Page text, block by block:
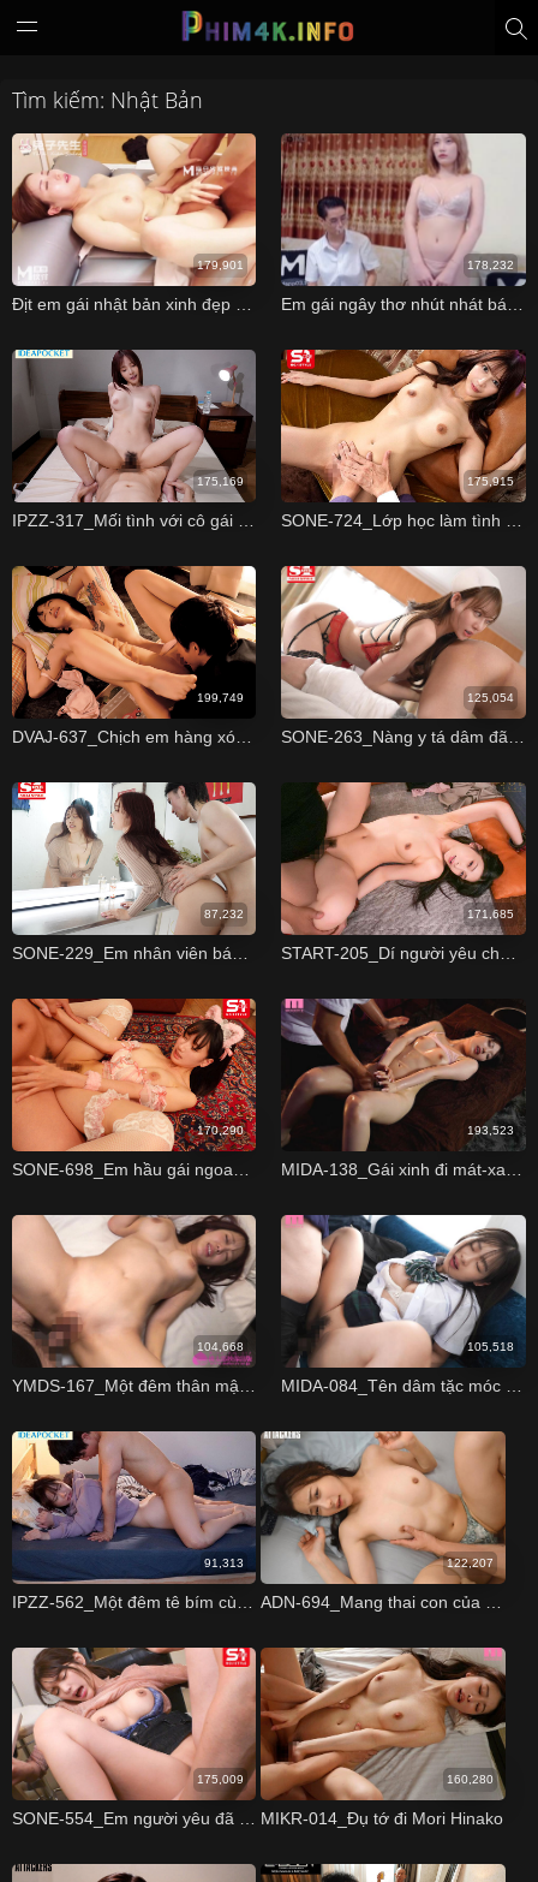
Tìm kiếm: Nhật Bản
179,901 178,232
175,169 175,915
199,749 125,054
87,232 171,685
SONE-698_Em hầu gái ngoan ngoãn chăm sóc anh chồng
170,290
MIDA-138_Gái xinh đi mát-xa bị thợ lạm dụng sờ bướm
193,523
YMDS-167_Một đêm thân mật cùng người đẹp có nụ cười tỏa nắng
104,668
MIDA-084_Tên dâm tặc móc bướm điệu nghệ quá
105,518
IPZZ-562_Một đêm tê bím cùng những thằng bạn Saki Sasaki
91,313
ADN-694_Mang thai con của bạn trai cũ sau lưng chồng
122,207
SONE-554_Em người yêu đã cắm sừng tôi với thằng khách cắt tóc
175,009
MIKR-014_Đụ tớ đi Mori Hinako
160,280